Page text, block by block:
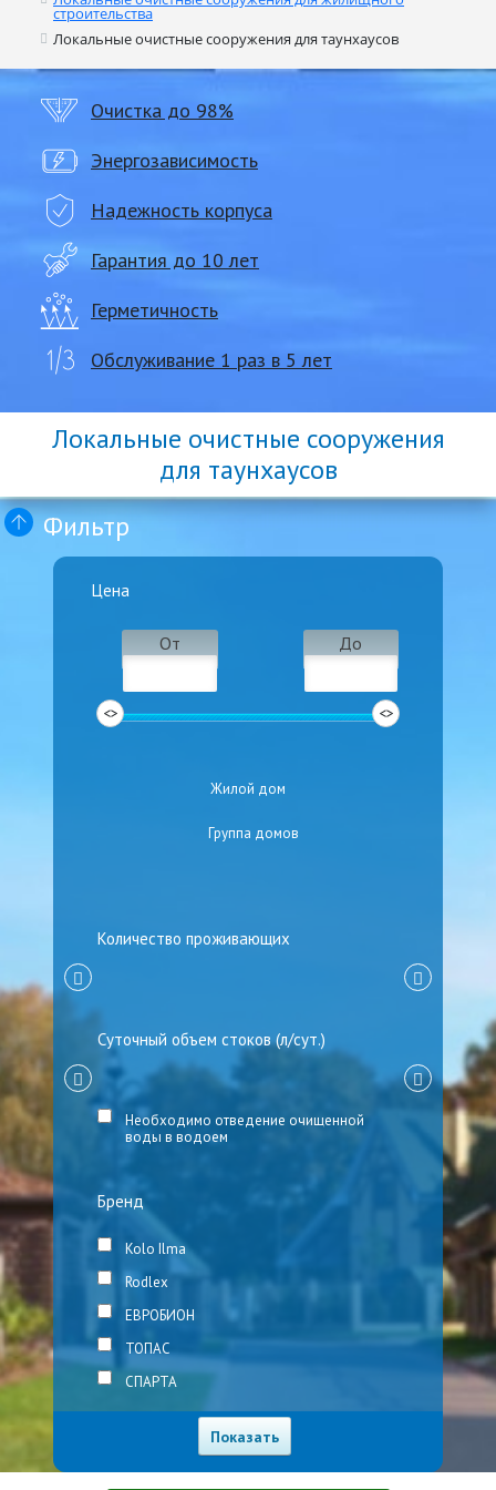
строительства
Локальные очистные сооружения для таунхаусов
Очистка до 98%
Энергозависимость
Надежность корпуса
Гарантия до 10 лет
Герметичность
Обслуживание 1 раз в 5 лет
Локальные очистные сооружения
для таунхаусов
Фильтр
Цена
От До
Жилой дом
Группа домов
Количество проживающих
Суточный объем стоков (л/сут.)
Необходимо отведение очищенной
воды в водоем
Бренд
Kolo Ilma
Rodlex
ЕВРОБИОН
ТОПАС
СПАРТА
Победа